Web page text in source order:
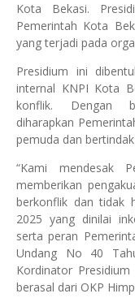
Kota Bekasi.
Pemerintah Kota
yang terjadi pada
Presidium ini
internal KNPI Kota
konflik. Dengan
diharapkan
pemuda dan
“Kami mendesak
memberikan
berkonflik dan tidak
2025 yang dinilai
serta peran
Undang No 40
Kordinator
berasal dari OKP